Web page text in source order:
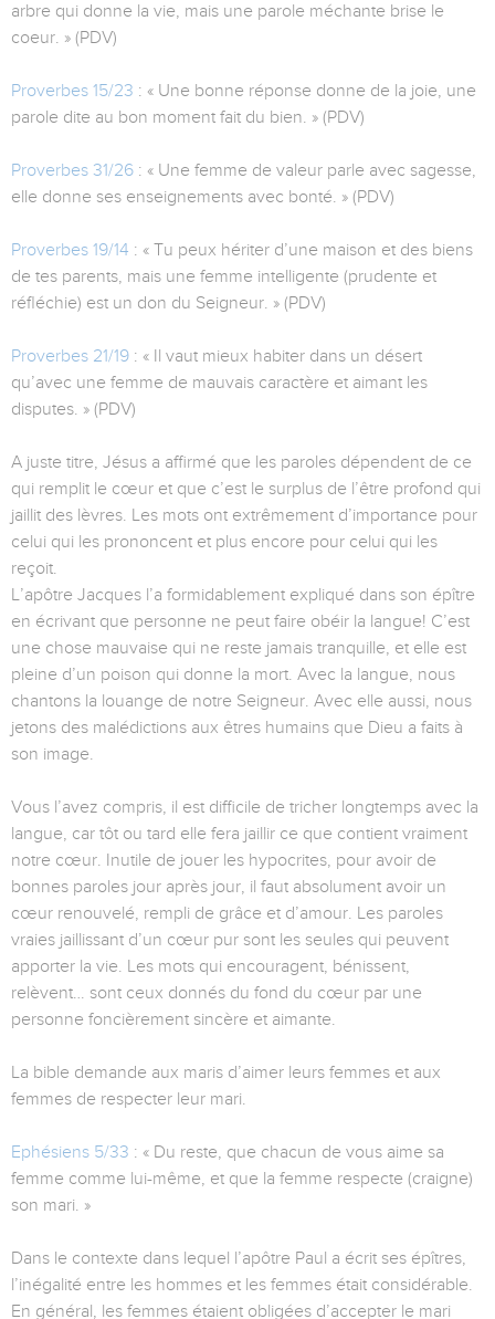
arbre qui donne la vie, mais une parole méchante brise le
coeur. » (PDV)
Proverbes 15/23 : « Une bonne réponse donne de la joie, une
parole dite au bon moment fait du bien. » (PDV)
Proverbes 31/26 : « Une femme de valeur parle avec sagesse,
elle donne ses enseignements avec bonté. » (PDV)
Proverbes 19/14 : « Tu peux hériter d’une maison et des biens
de tes parents, mais une femme intelligente (prudente et
réfléchie) est un don du Seigneur. » (PDV)
Proverbes 21/19 : « Il vaut mieux habiter dans un désert
qu’avec une femme de mauvais caractère et aimant les
disputes. » (PDV)
A juste titre, Jésus a affirmé que les paroles dépendent de ce
qui remplit le cœur et que c’est le surplus de l’être profond qui
jaillit des lèvres. Les mots ont extrêmement d’importance pour
celui qui les prononcent et plus encore pour celui qui les
reçoit.
L’apôtre Jacques l’a formidablement expliqué dans son épître
en écrivant que personne ne peut faire obéir la langue! C’est
une chose mauvaise qui ne reste jamais tranquille, et elle est
pleine d’un poison qui donne la mort. Avec la langue, nous
chantons la louange de notre Seigneur. Avec elle aussi, nous
jetons des malédictions aux êtres humains que Dieu a faits à
son image.
Vous l’avez compris, il est difficile de tricher longtemps avec la
langue, car tôt ou tard elle fera jaillir ce que contient vraiment
notre cœur. Inutile de jouer les hypocrites, pour avoir de
bonnes paroles jour après jour, il faut absolument avoir un
cœur renouvelé, rempli de grâce et d’amour. Les paroles
vraies jaillissant d’un cœur pur sont les seules qui peuvent
apporter la vie. Les mots qui encouragent, bénissent,
relèvent… sont ceux donnés du fond du cœur par une
personne foncièrement sincère et aimante.
La bible demande aux maris d’aimer leurs femmes et aux
femmes de respecter leur mari.
Ephésiens 5/33 : « Du reste, que chacun de vous aime sa
femme comme lui-même, et que la femme respecte (craigne)
son mari. »
Dans le contexte dans lequel l’apôtre Paul a écrit ses épîtres,
l’inégalité entre les hommes et les femmes était considérable.
En général, les femmes étaient obligées d’accepter le mari